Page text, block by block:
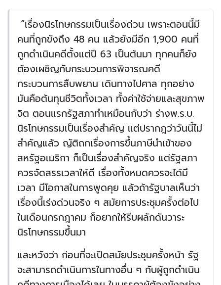
“เรื่องนิรโทษกรรมเป็นเรื่องด่วน เพราะตอนนี้มี
คนที่ถูกขังถึง 48 คน แล้วยังมีอีก 1,900 คนที่
ถูกดำเนินคดีตั้งแต่ปี 63 เป็นต้นมา ทุกคนก็ยัง
ต้องเผชิญกับกระบวนการพิจารณคดี
กระบวนการสืบพยาน เดินทางไปศาล ทุกอย่าง
มันคือต้นทุนชีวิตทั้งเวลา ทั้งค่าใช้จ่ายและสุขภาพ
จิต ตอนแรกรัฐสภาทำเหมือนกับว่า ร่างพ.ร.บ.
นิรโทษกรรมเป็นเรื่องสำคัญ แต่ปรากฎว่าวันนี้ไม่
สำคัญแล้ว ญัติถกเรื่องการขึ้นภาษีนำเข้าของ
สหรัฐอเมริกา ก็เป็นเรื่องสำคัญจริง แต่รัฐสภา
ควรจัดสรรเวลาให้ดี เรื่องทั้งหมดควรจะได้มี
เวลา มีโอกาสในการพูดคุย แล้วถ้ารัฐบาลเห็นว่า
เรื่องนี้เร่งด่วนจริง ๆ สมัยการประชุมครั้งต่อไป
ในเดือนกรกฎาคม ก็อยากให้รีบผลักดันวาระ
นิรโทษกรรมขึ้นมา
และหวังว่า ก่อนที่จะเปิดสมัยประชุมครั้งหน้า รัฐ
จะสามารถดำเนินการในทางอื่น ๆ กับผู้ถูกดำเนิน